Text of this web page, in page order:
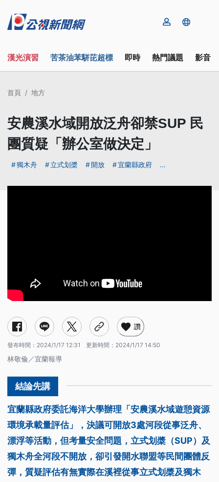
漢光演習 苦茶油苯駢芘超標 即時 熱門議題 影音
首頁 地方
安農溪水域開放泛舟卻禁SUP 民
團質疑「辦公室做決定」
獨木舟 立式划槳 開放 宜蘭縣政府 ...
讚
發布時間： 2024/1/17 12:31 更新時間： 2024/1/17 14:50
林敬倫／宜蘭報導
宜蘭縣政府委託海洋大學辦理「安農溪水域遊憩資源
環境承載量評估」，決議可開放3處河段從事泛舟、
漂浮等活動，但考量安全問題，立式划槳（SUP）及
獨木舟全河段不開放，卻引發開水聯盟等民間團體反
彈，質疑評估有無實際在溪裡從事立式划槳及獨木